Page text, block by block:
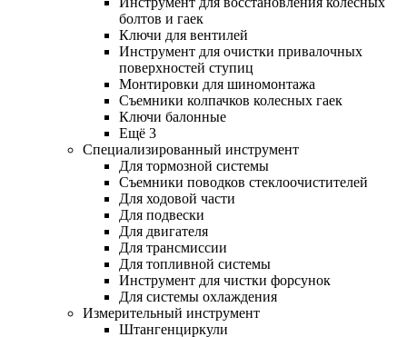
болтов и гаек
Ключи для вентилей
Инструмент для очистки привалочных
поверхностей ступиц
Монтировки для шиномонтажа
Съемники колпачков колесных гаек
Ключи балонные
Ещё 3
Специализированный инструмент
Для тормозной системы
Съемники поводков стеклоочистителей
Для ходовой части
Для подвески
Для двигателя
Для трансмиссии
Для топливной системы
Инструмент для чистки форсунок
Для системы охлаждения
Измерительный инструмент
Штангенциркули